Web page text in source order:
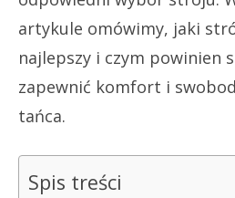
artykule omówimy, jaki
najlepszy i czym powinien
zapewnić komfort i
tańca.
Spis treści